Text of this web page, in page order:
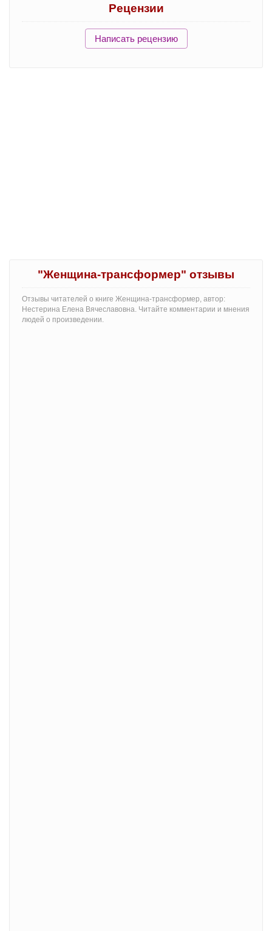
Рецензии
Написать рецензию
"Женщина-трансформер" отзывы
Отзывы читателей о книге Женщина-трансформер, автор:
Нестерина Елена Вячеславовна. Читайте комментарии и мнения
людей о произведении.